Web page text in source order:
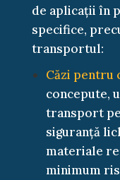
de aplicații în
specifice,
transportul:
Căzi pentru
concepute,
transport
siguranță
materiale
minimum